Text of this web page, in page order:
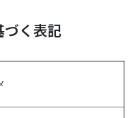
づく表記